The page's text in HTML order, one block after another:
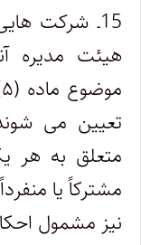
15ـ شرکت
هیئت مدیره
تعیین می
متعلق به هر
نیز مشمول